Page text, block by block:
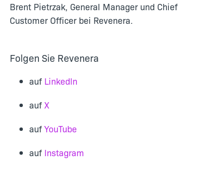
Brent Pietrzak, General Manager und Chief
Customer Officer bei Revenera.
Folgen Sie Revenera
auf LinkedIn
auf X
auf YouTube
auf Instagram